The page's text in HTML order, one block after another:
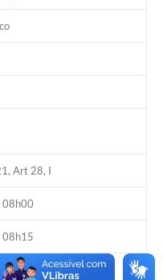
Art 28, I